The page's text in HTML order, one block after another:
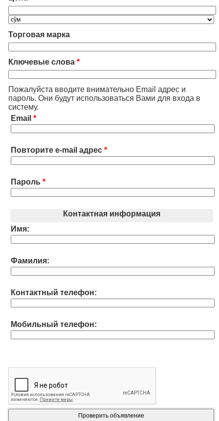
Торговая марка
Ключевые слова *
Пожалуйста вводите внимательно Email адрес и
пароль. Они будут использоваться Вами для входа в
систему.
Email *
Повторите e-mail адрес *
Пароль *
Контактная информация
Имя:
Фамилия:
Контактный телефон:
Мобильный телефон: